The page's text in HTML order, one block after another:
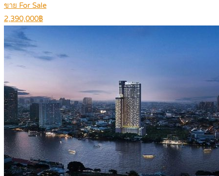
ขาย For Sale
2,390,000฿